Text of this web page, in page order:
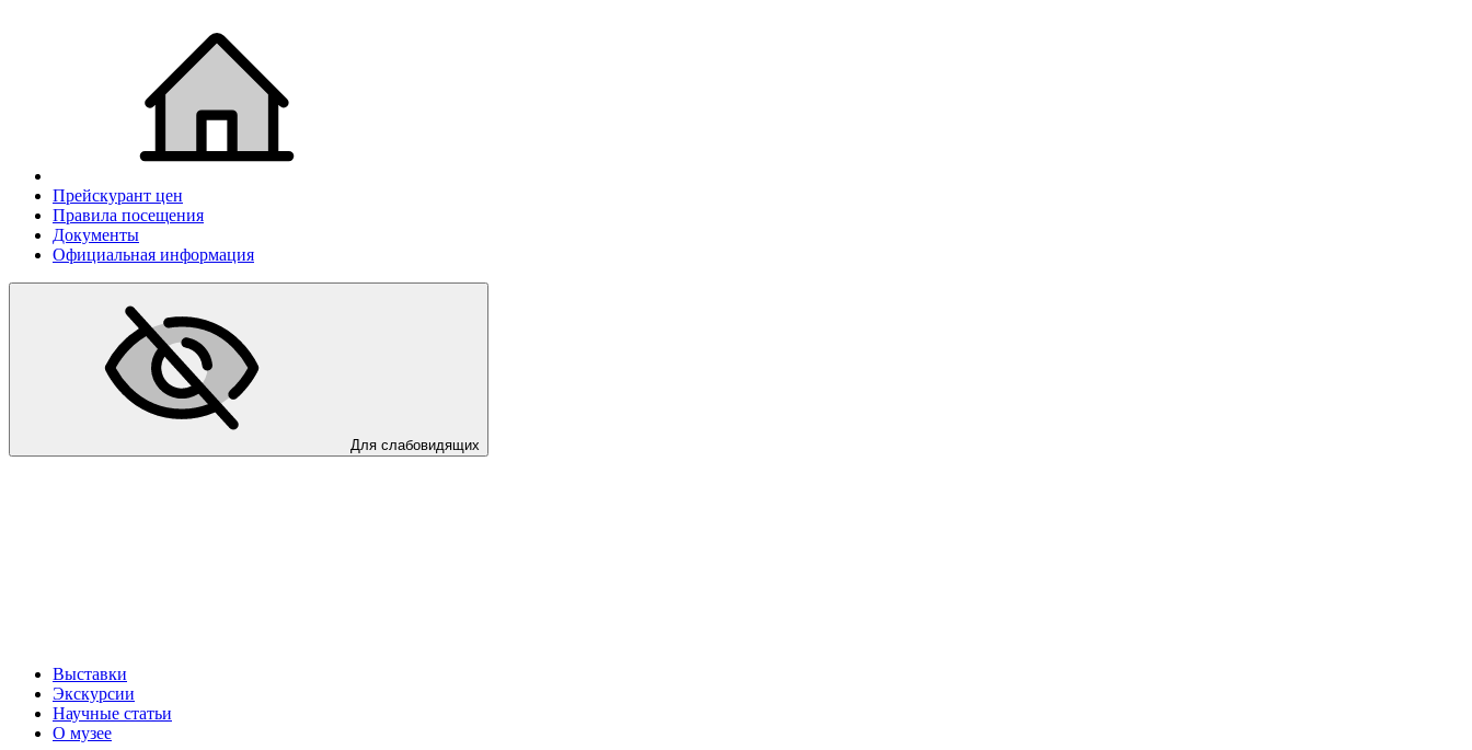
Прейскурант цен
Правила посещения
Документы
Официальная информация
Для слабовидящих
Выставки
Экскурсии
Научные статьи
О музее